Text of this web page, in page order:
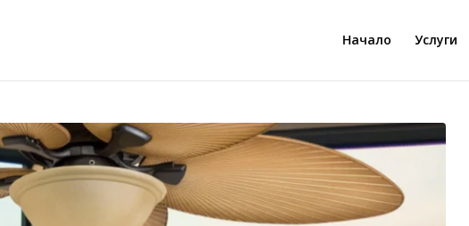
Начало Услуги